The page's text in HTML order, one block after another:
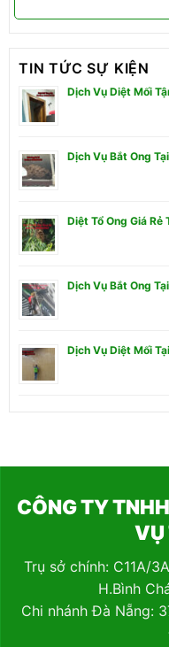
TIN TỨC SỰ KIỆN
Dịch Vụ Diệt Mối
Dịch Vụ Bắt Ong
Diệt Tổ Ong Giá Rẻ
Dịch Vụ Bắt Ong
Dịch Vụ Diệt Mối
CÔNG TY
VỤ
Trụ sở chính: C11A/
H.Bình
Chi nhánh Đà Nẵng: